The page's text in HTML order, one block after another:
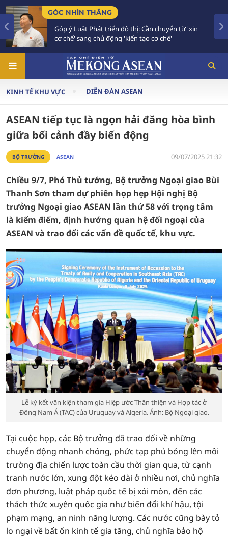
thị: Cần chuyển từ 'xin
tạo cơ chế'
Bế mạc Hội nghị Ngoại
vào giai đoạn hành động
KINH TẾ KHU VỰC DIỄN ĐÀN ASEAN
ASEAN tiếp tục là ngọn hải đăng hòa bình
giữa bối cảnh đầy biến động
BỘ TRƯỞNG ASEAN 09/07/2025 21:32
Chiều 9/7, Phó Thủ tướng, Bộ trưởng Ngoại giao Bùi
Thanh Sơn tham dự phiên họp hẹp Hội nghị Bộ
trưởng Ngoại giao ASEAN lần thứ 58 với trọng tâm
là kiểm điểm, định hướng quan hệ đối ngoại của
ASEAN và trao đổi các vấn đề quốc tế, khu vực.
Lễ ký kết văn kiện tham gia Hiệp ước Thân thiện và Hợp tác ở
Đông Nam Á (TAC) của Uruguay và Algeria. Ảnh: Bộ Ngoại giao.
Tại cuộc họp, các Bộ trưởng đã trao đổi về những
chuyển động nhanh chóng, phức tạp phủ bóng lên môi
trường địa chiến lược toàn cầu thời gian qua, từ cạnh
tranh nước lớn, xung đột kéo dài ở nhiều nơi, chủ nghĩa
đơn phương, luật pháp quốc tế bị xói mòn, đến các
thách thức xuyên quốc gia như biến đổi khí hậu, tội
phạm mạng, an ninh năng lượng. Các nước cũng bày tỏ
lo ngại về bất ổn kinh tế gia tăng, chủ nghĩa bảo hộ